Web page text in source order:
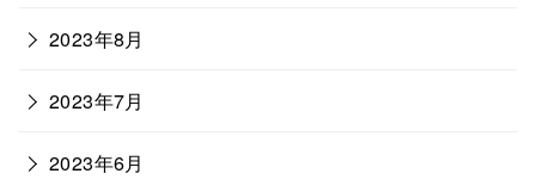
2023年8月
2023年7月
2023年6月